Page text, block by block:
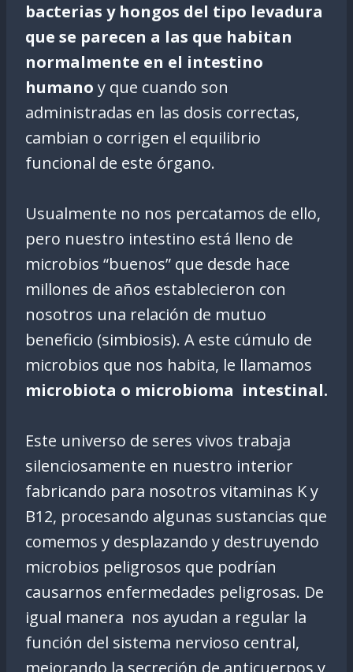
bacterias y hongos del tipo levadura
que se parecen a las que habitan
normalmente en el intestino
humano y que cuando son
administradas en las dosis correctas,
cambian o corrigen el equilibrio
funcional de este órgano.
Usualmente no nos percatamos de ello,
pero nuestro intestino está lleno de
microbios “buenos” que desde hace
millones de años establecieron con
nosotros una relación de mutuo
beneficio (simbiosis). A este cúmulo de
microbios que nos habita, le llamamos
microbiota o microbioma intestinal.
Este universo de seres vivos trabaja
silenciosamente en nuestro interior
fabricando para nosotros vitaminas K y
B12, procesando algunas sustancias que
comemos y desplazando y destruyendo
microbios peligrosos que podrían
causarnos enfermedades peligrosas. De
igual manera nos ayudan a regular la
función del sistema nervioso central,